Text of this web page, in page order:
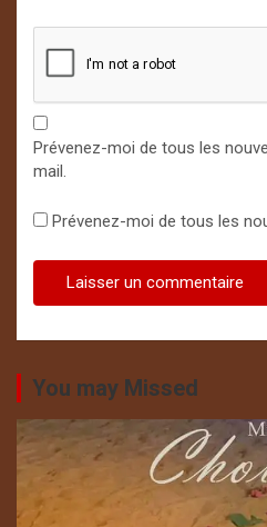
Prévenez-moi de tous les
mail.
Prévenez-moi de tous les
You may Missed